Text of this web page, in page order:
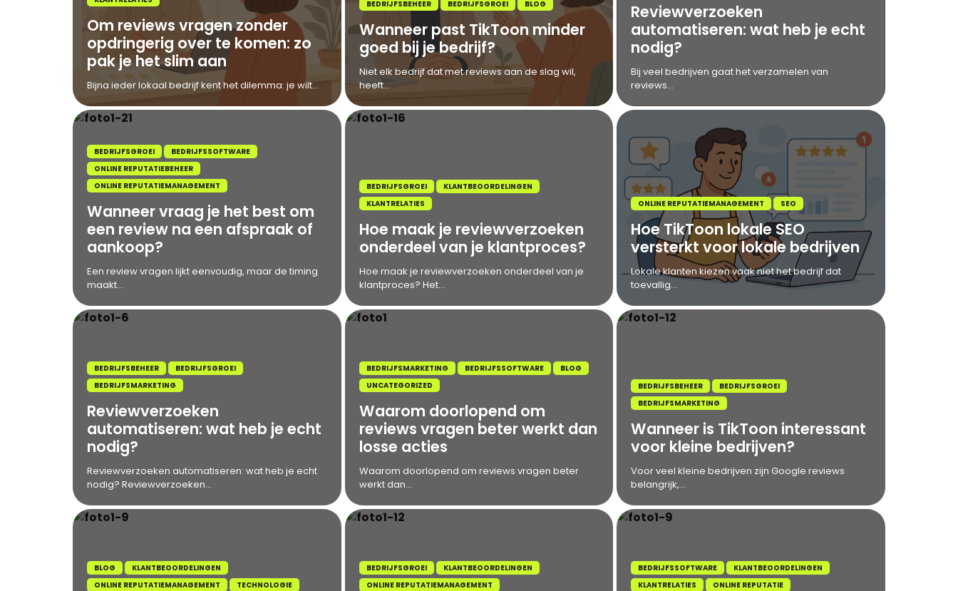
Om reviews vragen zonder
opdringerig over te komen: zo
pak je het slim aan
Bijna ieder lokaal bedrijf kent het dilemma: je wilt...
BEDRIJFSBEHEER BEDRIJFSGROEI BLOG
Wanneer past TikToon minder
goed bij je bedrijf?
Niet elk bedrijf dat met reviews aan de slag wil,
heeft...
Reviewverzoeken
automatiseren: wat heb je echt
nodig?
Bij veel bedrijven gaat het verzamelen van
reviews...
BEDRIJFSGROEI
BEDRIJFSSOFTWARE
ONLINE REPUTATIEBEHEER
ONLINE REPUTATIEMANAGEMENT
Wanneer vraag je het best om
een review na een afspraak of
aankoop?
Een review vragen lijkt eenvoudig, maar de timing
maakt...
BEDRIJFSGROEI
KLANTBEOORDELINGEN
KLANTRELATIES
Hoe maak je reviewverzoeken
onderdeel van je klantproces?
Hoe maak je reviewverzoeken onderdeel van je
klantproces? Het...
ONLINE REPUTATIEMANAGEMENT SEO
Hoe TikToon lokale SEO
versterkt voor lokale bedrijven
Lokale klanten kiezen vaak niet het bedrijf dat
toevallig...
BEDRIJFSBEHEER
BEDRIJFSGROEI
BEDRIJFSMARKETING
Reviewverzoeken
automatiseren: wat heb je echt
nodig?
Reviewverzoeken automatiseren: wat heb je echt
nodig? Reviewverzoeken...
BEDRIJFSMARKETING BEDRIJFSSOFTWARE
BLOG
UNCATEGORIZED
Waarom doorlopend om
reviews vragen beter werkt dan
losse acties
Waarom doorlopend om reviews vragen beter
werkt dan...
BEDRIJFSBEHEER
BEDRIJFSGROEI
BEDRIJFSMARKETING
Wanneer is TikToon interessant
voor kleine bedrijven?
Voor veel kleine bedrijven zijn Google reviews
belangrijk,...
BLOG
KLANTBEOORDELINGEN
ONLINE REPUTATIEMANAGEMENT
TECHNOLOGIE
BEDRIJFSGROEI
KLANTBEOORDELINGEN
ONLINE REPUTATIEMANAGEMENT
BEDRIJFSSOFTWARE
KLANTBEOORDELINGEN
KLANTRELATIES
ONLINE REPUTATIE